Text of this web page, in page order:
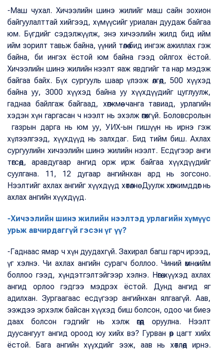
-Маш чухал. Хичээлийн шинэ жилийг маш сайн зохион
байгуулалттай хийгээд, хүмүүсийг уриалан дуудаж байгаа
юм. Бүгдийг сэдэлжүүлж, энэ хичээлийн жилд бид ийм
ийм зорилт тавьж байна, үүний төлөө бид ингэж ажиллах гэж
байна, би ингэх ёстой юм байна гээд ойлгох ёстой.
Хичээлийн шинэ жилийн нээлт яаж явдгийг та нар мэдэж
байгаа байх. Бүх сургууль шаар үлээж өлгөөд, 500 хүүхэд
байна уу, 3000 хүүхэд байна уу хүүхдүүдийг цуглуулж,
гаднаа байлгаж байгаад, хөгжмөө чанга тавиад, урлагийн
хэдэн хүн гаргасан ч нээлт нь эхэлж өгөхгүй. Боловсролын
газрын дарга нь юм уу, УИХ-ын гишүүн нь ирнэ гэж
хүлээлгээд, хүүхдүүд нь залхдаг. Бид тийм биш. Ахлах
сургуулийн хичээлийн шинэ жилийн нээлт. Есдүгээр анги
төгсөөд, аравдугаар ангид орж ирж байгаа хүүхдүүдийг
суулгана. 11, 12 дугаар ангийнхан ард нь зогсоно.
Нээлтийг ахлах ангийг хүүхдүүд хөтөлнө. Дуулж хөгжимддөг нь
ахлах ангийн хүүхдүүд.
-Хичээлийн шинэ жилийн нээлтэд урлагийн хүмүүс
урьж авчирдаггүй гэсэн үг үү?
-Гаднаас ямар ч хүн дуудахгүй. Захирал багш гарч ирээд,
үг хэлнэ. Чи ахлах ангийн сурагч боллоо. Чиний өмнө ийм
боллоо гээд, хүндэтгэлтэйгээр хэлнэ. Нөгөө хүүхэд ахлах
ангид орлоо гэдгээ мэдрэх ёстой. Дунд ангид яг
адилхан. Зургаагаас есдүгээр ангийнхан ялгаагүй. Аав,
ээждээ эрхэлж байсан хүүхэд биш болсон, одоо чи биеэ
даах болсон гэдгийг нь хэлж өгөөд оруулна. Нээлт
дуусангуут ангид ороод юу хийх вэ? Гурван өөр цагт хийх
ёстой. Бага ангийн хүүхдийг ээж, аав нь хөтлөөд ирнэ.